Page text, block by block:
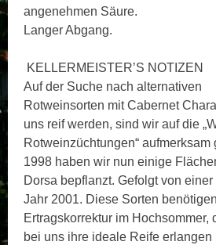
angenehmen Säure.
Langer Abgang.
KELLERMEISTER’S NOTIZEN
Auf der Suche nach alternativen
Rotweinsorten mit Cabernet
uns reif werden, sind wir auf die
Rotweinzüchtungen“
1998 haben wir nun einige
Dorsa bepflanzt. Gefolgt von
Jahr 2001. Diese Sorten
Ertragskorrektur im Hochsommer,
bei uns ihre ideale Reife erlangen